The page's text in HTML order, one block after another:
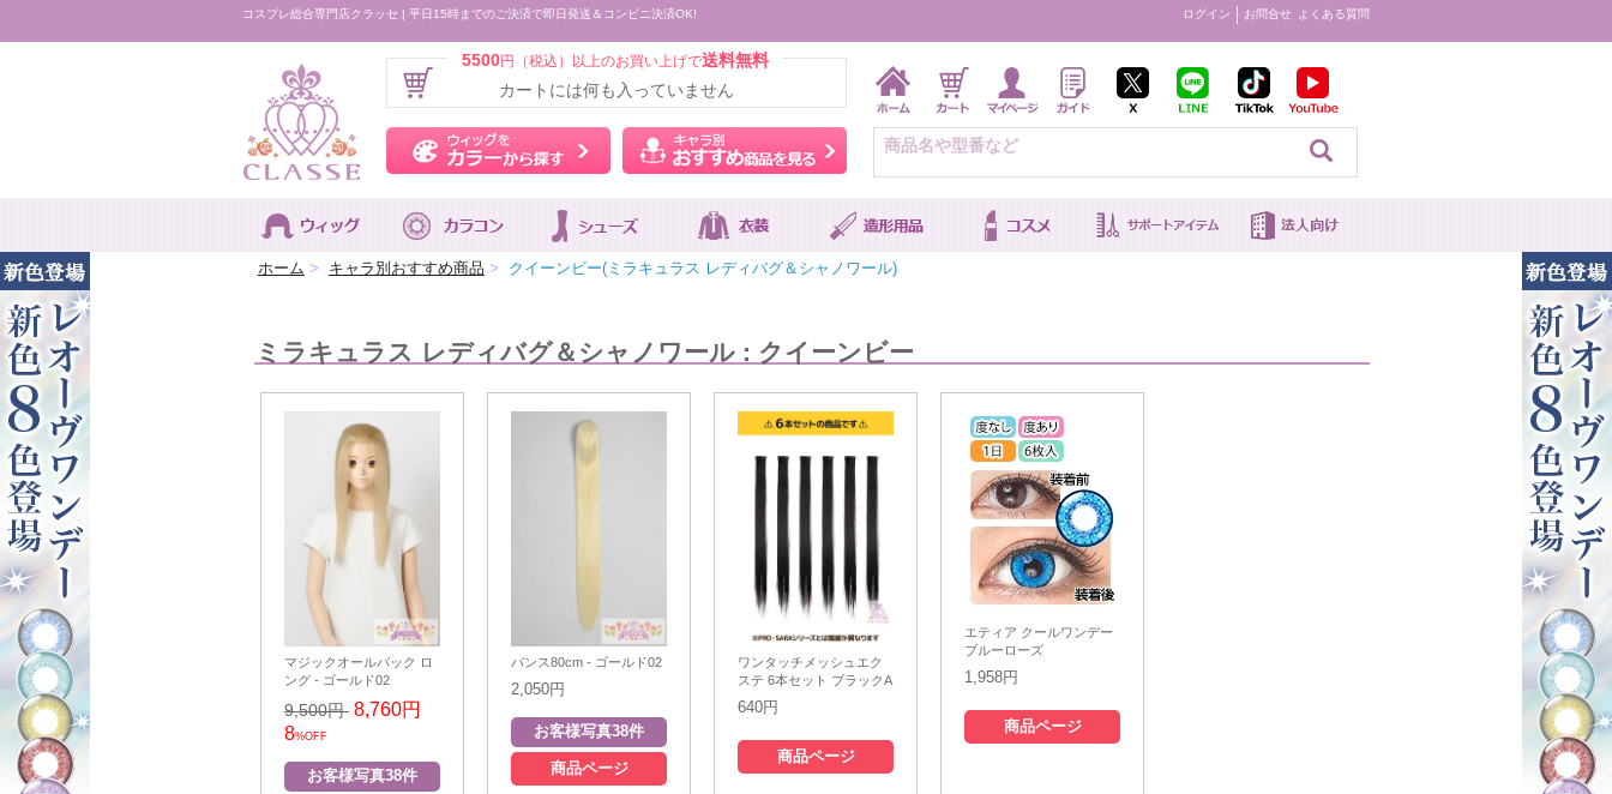
コスプレ総合専門店クラッセ | 平日15時までのご決済で即日発送＆コンビニ決済OK! ログイン お問合せ よくある質問
5500円（税込）以上のお買い上げで送料無料
カートには何も入っていません
ウィッグをカラーから探す キャラ別おすすめ商品を見る
ホーム > キャラ別おすすめ商品 > クイーンビー(ミラキュラス レディバグ＆シャノワール)
ミラキュラス レディバグ＆シャノワール : クイーンビー
マジックオールバック ロ
ング - ゴールド02
9,500円 8,760円
8%OFF
バンス80cm - ゴールド02
2,050円
商品ページ
ワンタッチメッシュエク
ステ 6本セット ブラックA
640円
商品ページ
エティア クールワンデー
ブルーローズ
1,958円
商品ページ